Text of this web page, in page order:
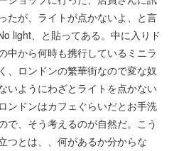
たが、ライトが点かないよ、と言
light、と貼ってある。中に入りド
中から何時も携行しているミニラ
、ロンドンの繁華街なので変な奴
いようにわざとライトを点かない
ンドンはカフェぐらいだとお手洗
で、そう考えるのが自然だ。こう
つとは、、何があるか分からな